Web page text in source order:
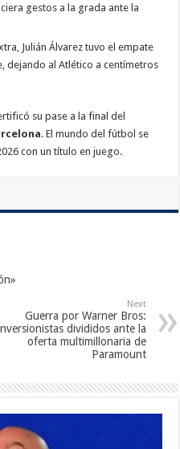
gestos a la grada ante la
Julián Álvarez tuvo el empate
dejando al Atlético a centímetros
su pase a la final del
. El mundo del fútbol se
con un título en juego.
Next
Guerra por Warner Bros:
divididos ante la
oferta multimillonaria de
Paramount